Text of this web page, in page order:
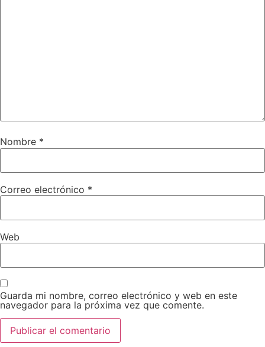
Nombre *
Correo electrónico *
Web
Guarda mi nombre, correo electrónico y web en este
navegador para la próxima vez que comente.